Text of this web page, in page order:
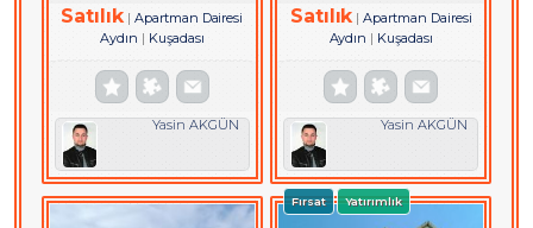
Satılık
Apartman Dairesi
Aydın
Kuşadası
Yasin AKGÜN
Satılık
Apartman Dairesi
Aydın
Kuşadası
Yasin AKGÜN
Fırsat Yatırımlık